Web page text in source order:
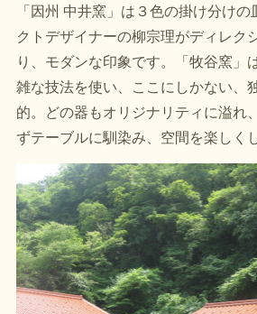
「因州 中井窯」は３色の掛け分け
クトデザイナーの柳宗理がディレク
り、モダンな印象です。「牧谷窯」
雑な技法を使い、ここにしかない、
的。どの器もオリジナリティに溢れ
ずテーブルに馴染み、空間を楽しく